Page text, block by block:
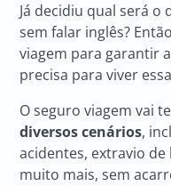
Já decidiu qual será
sem falar inglês?
viagem para garantir
precisa para viver
O seguro viagem vai te
diversos cenários,
acidentes, extravio
muito mais, sem